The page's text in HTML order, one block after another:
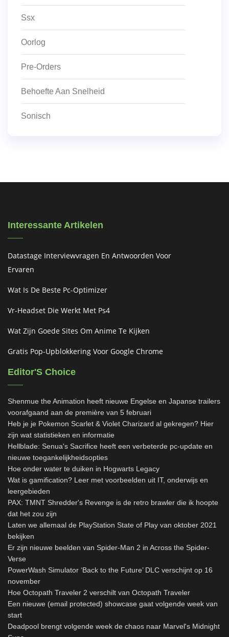
Ssx
Oorlog
Pre-Orders
Behoefte Aan Snelheid
Sonisch
Interessante Artikelen
Datastage Interviewvragen En Antwoorden Voor
Ervaren
Wat Is De Beste Pc-Optimizer
Vr-Headset Die Werkt Met Ps4
Wat Zijn Goede Sites Om Anime Te Kijken
Gratis Pop-Upblokkering Voor Google Chrome
Editor'S Choice
Shenmue the Animation heeft nieuwe Engelse en Japanse trailers
voorafgaand aan de première van 5 februari
Heb je je Pokemon Scarlet & Violet Charizard al gekregen? Hier
zijn wat statistieken en informatie
Hellblade: Senua's Sacrifice heeft een verbeterde pc-update en
nieuwe toegankelijkheidsopties
Hoe onder water te duiken in Hogwarts Legacy
Wat is gamification? Leer met voorbeelden uit IT, onderwijs en
leergebieden
PAX: TMNT Shredder's Revenge is de retro brawler die ik hoopte
dat het zou zijn
Laten we allemaal de PlayStation State of Play van oktober 2021
bekijken
Er zijn nieuwe beelden van Spider-Man 2 in Across the Spider-
Verse
PowerWash Simulator ‘Back to the Future’ DLC verschijnt op 16
november
Hoe Octopath Traveler 2 verschilt van Octopath Traveler
Een nieuwe (email protected) showcase gaat volgende week van
start
Deadpool brengt volgende week de chaos naar Marvel's Midnight